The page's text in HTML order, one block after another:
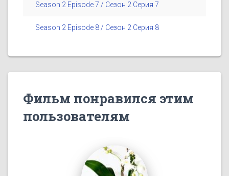
Season 2 Episode 7 / Сезон 2 Серия 7
Season 2 Episode 8 / Сезон 2 Серия 8
Фильм понравился этим
пользователям